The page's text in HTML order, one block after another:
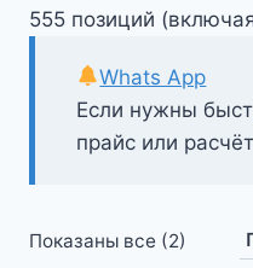
555 позиций
Если нужны
прайс или
Whats App
Показаны все (2)